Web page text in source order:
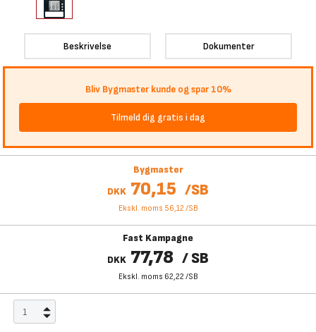
Beskrivelse Dokumenter
Bliv Bygmaster kunde og spar 10%
Tilmeld dig gratis i dag
Bygmaster
DKK 70,15 /SB
Ekskl. moms 56,12 /SB
Fast Kampagne
DKK 77,78 /SB
Ekskl. moms 62,22 /SB